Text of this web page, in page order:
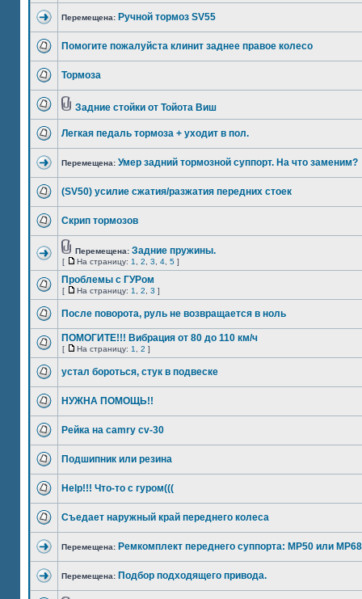
Перемещена: Ручной тормоз SV55
Помогите пожалуйста клинит заднее правое колесо
Тормоза
Задние стойки от Тойота Виш
Легкая педаль тормоза + уходит в пол.
Перемещена: Умер задний тормозной суппорт. На что заменим?
(SV50) усилие сжатия/разжатия передних стоек
Скрип тормозов
Перемещена: Задние пружины.
[ На страницу: 1 2 3 4 5 ]
Проблемы с ГУРом
[ На страницу: 1 2 3 ]
После поворота, руль не возвращается в ноль
ПОМОГИТЕ!!! Вибрация от 80 до 110 км/ч
[ На страницу: 1 2 ]
устал бороться, стук в подвеске
НУЖНА ПОМОЩЬ!!
Рейка на camry cv-30
Подшипник или резина
Help!!! Что-то с гуром(((
Съедает наружный край переднего колеса
Перемещена: Ремкомплект переднего суппорта: MP50 или
Перемещена: Подбор подходящего привода.